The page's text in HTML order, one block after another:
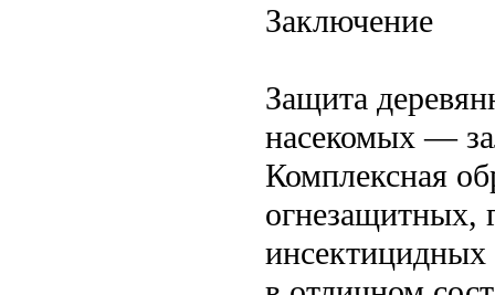
Заключение
Защита
насекомых —
Комплексная
огнезащитных,
инсектицидных